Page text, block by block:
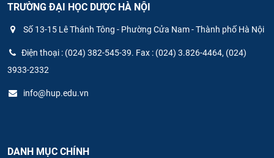
TRƯỜNG ĐẠI HỌC DƯỢC HÀ NỘI
Số 13-15 Lê Thánh Tông - Phường Cửa Nam - Thành phố Hà Nội
Điện thoại : (024) 382-545-39. Fax : (024) 3.826-4464, (024)
3933-2332
info@hup.edu.vn
DANH MỤC CHÍNH